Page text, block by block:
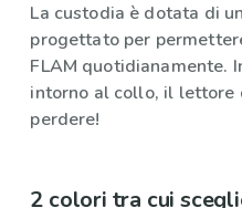
La custodia è dotata di
progettato per
FLAM quotidianamente.
intorno al collo, il lettore
perdere!
2 colori tra cui